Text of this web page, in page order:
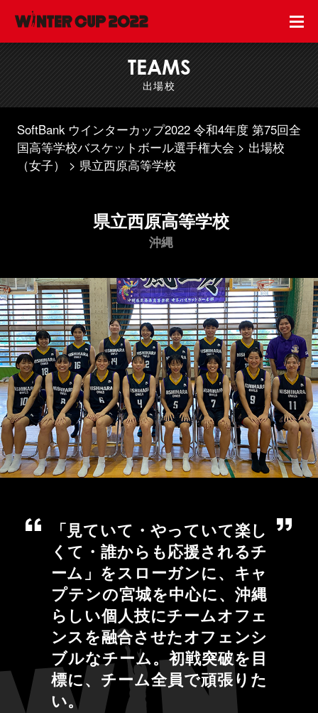
TEAMS
出場校
SoftBank ウインターカップ2022 令和4年度 第75回全
国高等学校バスケットボール選手権大会
出場校
（女子）
県立西原高等学校
県立西原高等学校
沖縄
「見ていて・やっていて楽し
くて・誰からも応援されるチ
ーム」をスローガンに、キャ
プテンの宮城を中心に、沖縄
らしい個人技にチームオフェ
ンスを融合させたオフェンシ
ブルなチーム。初戦突破を目
標に、チーム全員で頑張りた
い。